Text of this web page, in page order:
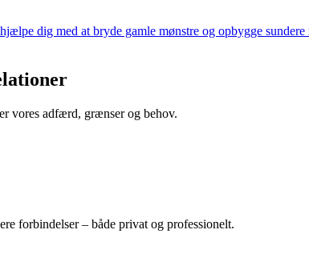
dig med at bryde gamle mønstre og opbygge
vores adfærd, grænser og behov.
forbindelser – både privat og professionelt.